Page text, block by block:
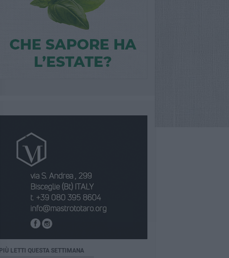
PIÙ LETTI QUESTA SETTIMANA